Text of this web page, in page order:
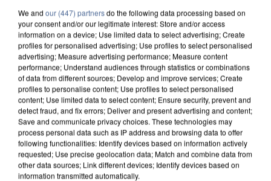
We and our (447) partnersdo the following data processing based on
your consent and/or our legitimate interest: Store and/or access
information on a device; Use limited data to select advertising; Create
profiles for personalised advertising; Use profiles to select personalised
advertising; Measure advertising performance; Measure content
performance; Understand audiences through statistics or combinations
of data from different sources; Develop and improve services; Create
profiles to personalise content; Use profiles to select personalised
content; Use limited data to select content; Ensure security, prevent and
detect fraud, and fix errors; Deliver and present advertising and content;
Save and communicate privacy choices. These technologies may
process personal data such as IP address and browsing data to offer
following functionalities: Identify devices based on information actively
requested; Use precise geolocation data; Match and combine data from
other data sources; Link different devices; Identify devices based on
information transmitted automatically.